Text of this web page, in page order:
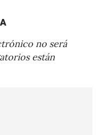
no será
están